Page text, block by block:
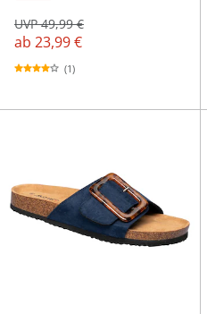
ab 23,99 €
UVP 49,99 €
(1)